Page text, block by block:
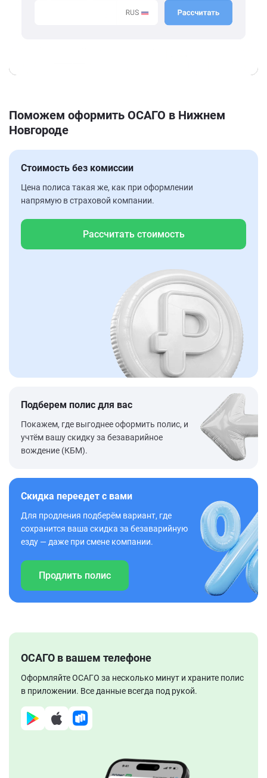
Поможем оформить ОСАГО в Нижнем
Новгороде
Стоимость без комиссии
Цена полиса такая же, как при оформлении
напрямую в страховой компании.
Рассчитать стоимость
Подберем полис для вас
Покажем, где выгоднее оформить полис, и
учтём вашу скидку за безаварийное
вождение (КБМ).
Скидка переедет с вами
Для продления подберём вариант, где
сохранится ваша скидка за безаварийную
езду — даже при смене компании.
Продлить полис
ОСАГО в вашем телефоне
Оформляйте ОСАГО за несколько минут и храните полис
в приложении. Все данные всегда под рукой.